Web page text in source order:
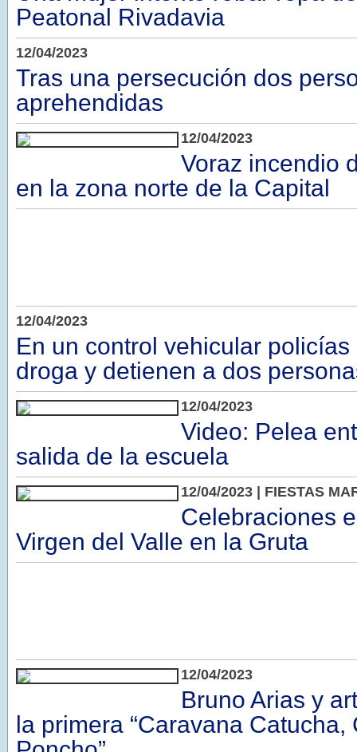
Peatonal Rivadavia
12/04/2023
Tras una persecución dos
aprehendidas
12/04/2023
Voraz incendio
en la zona norte de la Capital
12/04/2023
En un control vehicular
droga y detienen a dos
12/04/2023
Video: Pelea
salida de la escuela
12/04/2023 | FIESTAS
Celebraciones
Virgen del Valle en la Gruta
12/04/2023
Bruno Arias y
la primera “Caravana Catucha,